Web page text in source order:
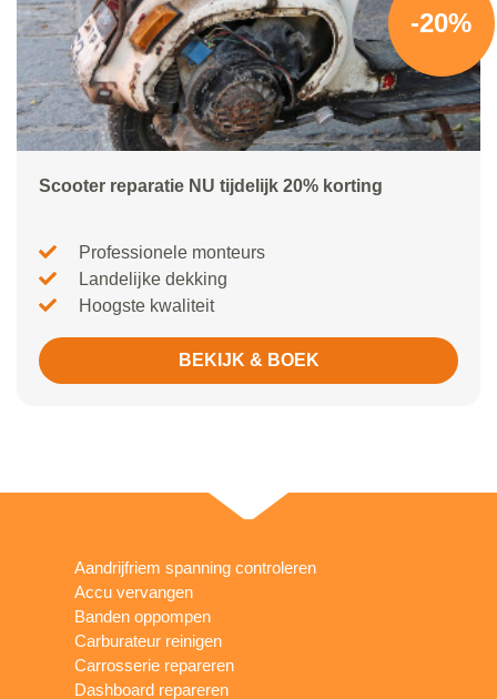
-20%
Scooter reparatie NU tijdelijk 20% korting
Professionele monteurs
Landelijke dekking
Hoogste kwaliteit
BEKIJK & BOEK
Aandrijfriem spanning controleren
Accu vervangen
Banden oppompen
Carburateur reinigen
Carrosserie repareren
Dashboard repareren